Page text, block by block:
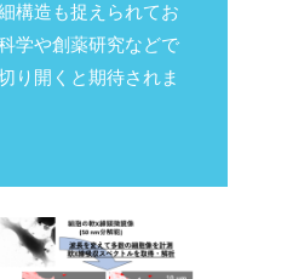
構造も捉えられてお
学や創薬研究などで
り開くと期待されま